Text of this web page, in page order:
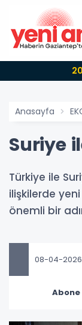
Anasayfa
Suriye
Türkiye ile
ilişkilerde
önemli bir
08-04-2026
Abone